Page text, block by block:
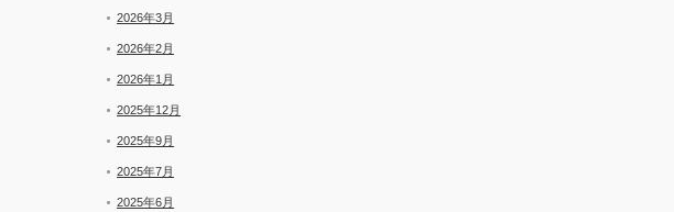
2026年3月
2026年2月
2026年1月
2025年12月
2025年9月
2025年7月
2025年6月